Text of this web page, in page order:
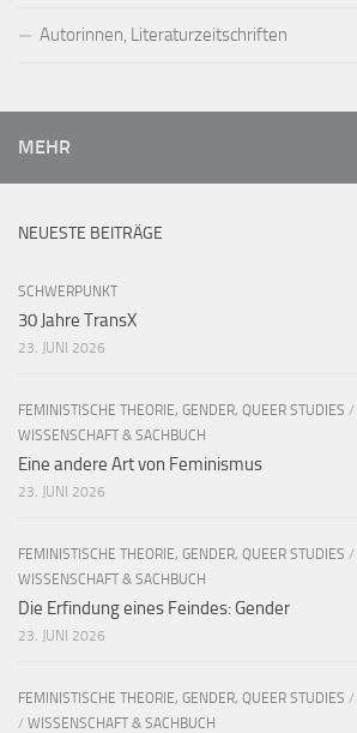
Autorinnen, Literaturzeitschriften
MEHR
NEUESTE BEITRÄGE
SCHWERPUNKT
30 Jahre TransX
23. JUNI 2026
FEMINISTISCHE THEORIE, GENDER, QUEER STUDIES /
WISSENSCHAFT & SACHBUCH
Eine andere Art von Feminismus
23. JUNI 2026
FEMINISTISCHE THEORIE, GENDER, QUEER STUDIES /
WISSENSCHAFT & SACHBUCH
Die Erfindung eines Feindes: Gender
23. JUNI 2026
FEMINISTISCHE THEORIE, GENDER, QUEER STUDIES /
/ WISSENSCHAFT & SACHBUCH